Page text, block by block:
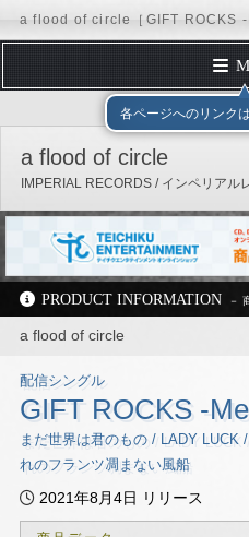
TOP PAGE
DISCOGRAPHY
FORM MAIL
REQUEST
Official Site Facebook
TikTok
ディスコグラフィー
各ページへのリンク
テイチクエン
a flood of circle
IMPERIAL RECORDS / インペリアル
PRODUCT INFORMATION
a flood of circle
配信シングル
GIFT ROCKS -
まだ世界は君のもの / LADY
れのフランツ凋まない風船
2021年8月4日 リリース